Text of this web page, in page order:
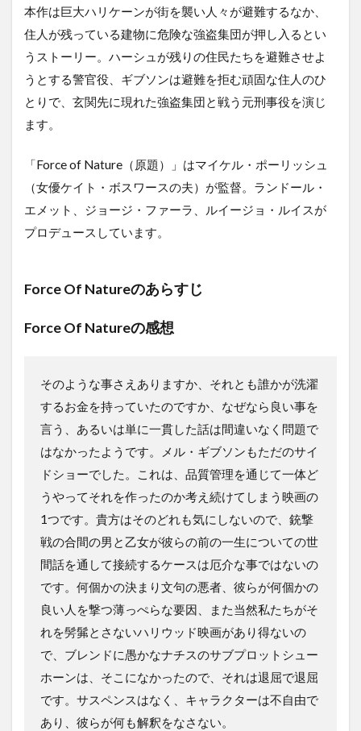
本作は巨大ハリケーンが街を襲い人々が避難するなか、
住人が残っている建物に危険な強盗集団が押し入るとい
うストーリー。ハーシュが残りの住民たちを避難させよ
うとする警官役、ギブソンは避難を拒む頑固な住人のひ
とりで、玄関先に現れた強盗集団と戦う元刑事役を演じ
ます。
「Force of Nature（原題）」はマイケル・ポーリッシュ
（女優ケイト・ボスワースの夫）が監督。ランドール・
エメット、ジョージ・ファーラ、ルイージョ・ルイスが
プロデュースしています。
Force Of Natureのあらすじ
Force Of Natureの感想
そのような事さえありますか、それとも誰かが洗濯
するお金を持っていたのですか、なぜなら良い事を
言う、あるいは単に一貫した話は間違いなく問題で
はなかったようです。メル・ギブソンもただのサイ
ドショーでした。これは、品質管理を通じて一体ど
うやってそれを作ったのか考え続けてしまう映画の
1つです。貴方はそのどれも気にしないので、銃撃
戦の合間の男と乙女が彼らの前の一生についての世
間話を通して接続するケースは厄介な事ではないの
です。何個かの決まり文句の悪者、彼らが何個かの
良い人を撃つ薄っぺらな要因、また当然私たちがそ
れを髣髴とさないハリウッド映画があり得ないの
で、ブレンドに愚かなナチスのサブプロットシュー
ホーンは、そこになかったので、それは退屈で退屈
です。サスペンスはなく、キャラクターは不自由で
あり、彼らが何も解釈をなさない。